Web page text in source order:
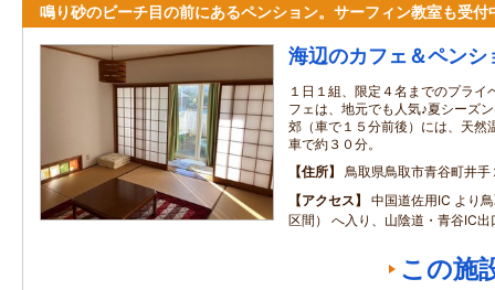
鳴り砂のビーチ目の前にあるペンション。サーフィン教室も受付
海辺のカフェ＆ペン
１日１組、限定４名までのプライ
フェは、地元でも人気♪夏シーズ
郊（車で１５分前後）には、天然
車で約３０分。
住所
鳥取県鳥取市青谷町井手
アクセス
中国道佐用IC より
区間） へ入り、山陰道・青谷IC
この施